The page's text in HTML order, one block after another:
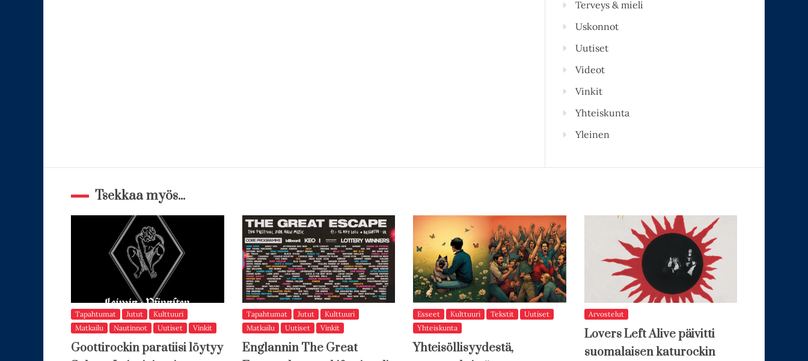
Terveys & mieli
Uskonnot
Uutiset
Videot
Vinkit
Yhteiskunta
Yleinen
Tsekkaa myös...
Tapahtumat Jutut
Kulttuuri
Matkailu
Nautinnot Uutiset Vinkit
Goottirockin paratiisi löytyy
Tapahtumat Jutut
Kulttuuri
Matkailu
Uutiset Vinkit
Englannin The Great
Esseet Kulttuuri Tekstit
Uutiset
Yhteiskunta
Yhteisöllisyydestä,
Arvostelut
Lovers Left Alive päivitti
suomalaisen katurockin